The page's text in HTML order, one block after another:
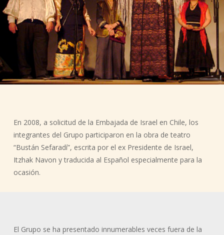
En 2008, a solicitud de la Embajada de Israel en Chile, los
integrantes del Grupo participaron en la obra de teatro
“Bustán Sefaradí”, escrita por el ex Presidente de Israel,
Itzhak Navon y traducida al Español especialmente para la
ocasión.
El Grupo se ha presentado innumerables veces fuera de la